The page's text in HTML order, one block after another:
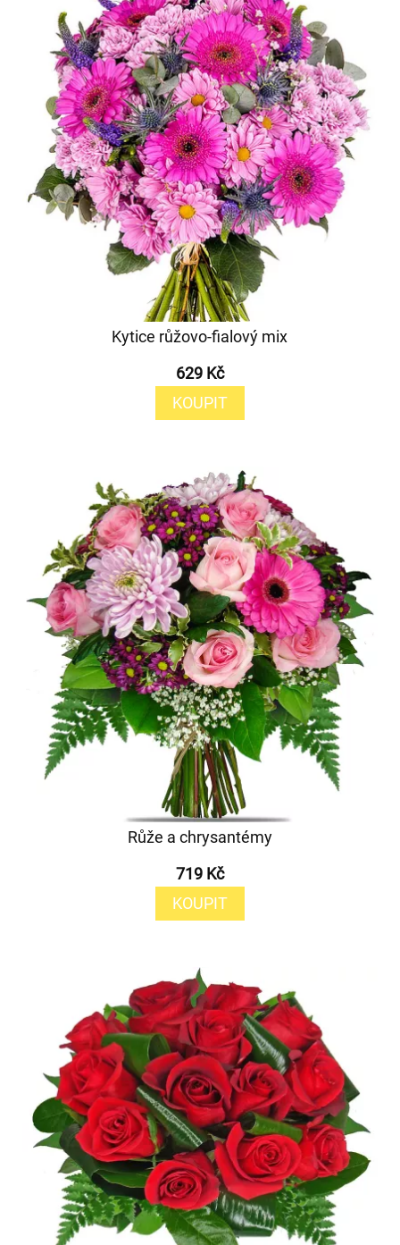
Kytice růžovo-fialový mix
629 Kč
KOUPIT
Růže a chrysantémy
719 Kč
KOUPIT